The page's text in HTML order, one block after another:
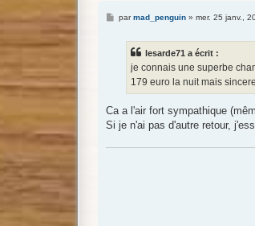
Mparmad_penguin» mer. 25 janv.,
lesarde71 a écrit :
je connais une superbe
179 euro la nuit mais
Ca a l'air fort sympathique
Si je n'ai pas d'autre retour,